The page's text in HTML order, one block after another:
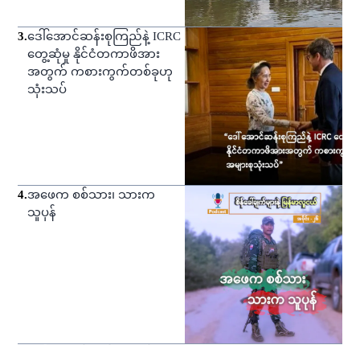
3.ဒေါ်အောင်ဆန်းစုကြည်နဲ့ ICRC
တွေ့ဆုံမှု နိုင်ငံတကာဖိအား
အတွက် ကစားကွက်တစ်ခုဟု
သုံးသပ်
4.အဖေက စစ်သား၊ သားက
သူပုန်